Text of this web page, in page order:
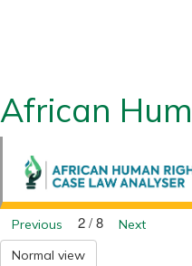
African
Previous 2 / 8
Next
Normal view